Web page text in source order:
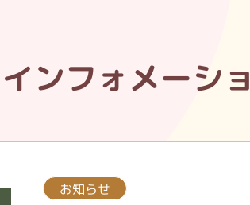
ンフォメーシ
お知らせ